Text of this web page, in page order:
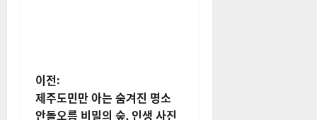
게
이전:
제주도민만 아는 숨겨진 명소
안돌오름 비밀의 숲, 인생 사진